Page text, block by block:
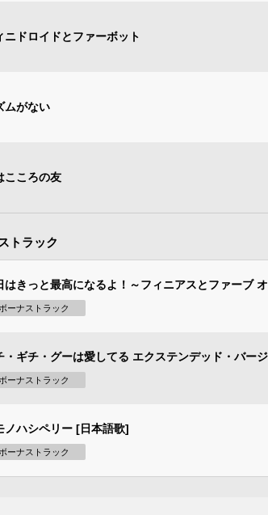
ニドロイドとファーボット
ムがない
こころの友
トラック
はきっと最高になるよ！～フィニアスとファーブ
ボーナストラック
・ギチ・グーは愛してる エクステンデッド・バー
ボーナストラック
ノハシペリー [日本語歌]
ボーナストラック